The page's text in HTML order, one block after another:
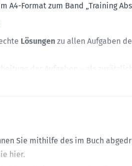
Sie mithilfe des im Buch
hier.
A4-Format zum Band „Training
Lösungen zu allen Aufgaben
der Aufgaben – als
können Sie zudem auf folgende
MySTARK stehen bis zum
starten und beruhigt in die